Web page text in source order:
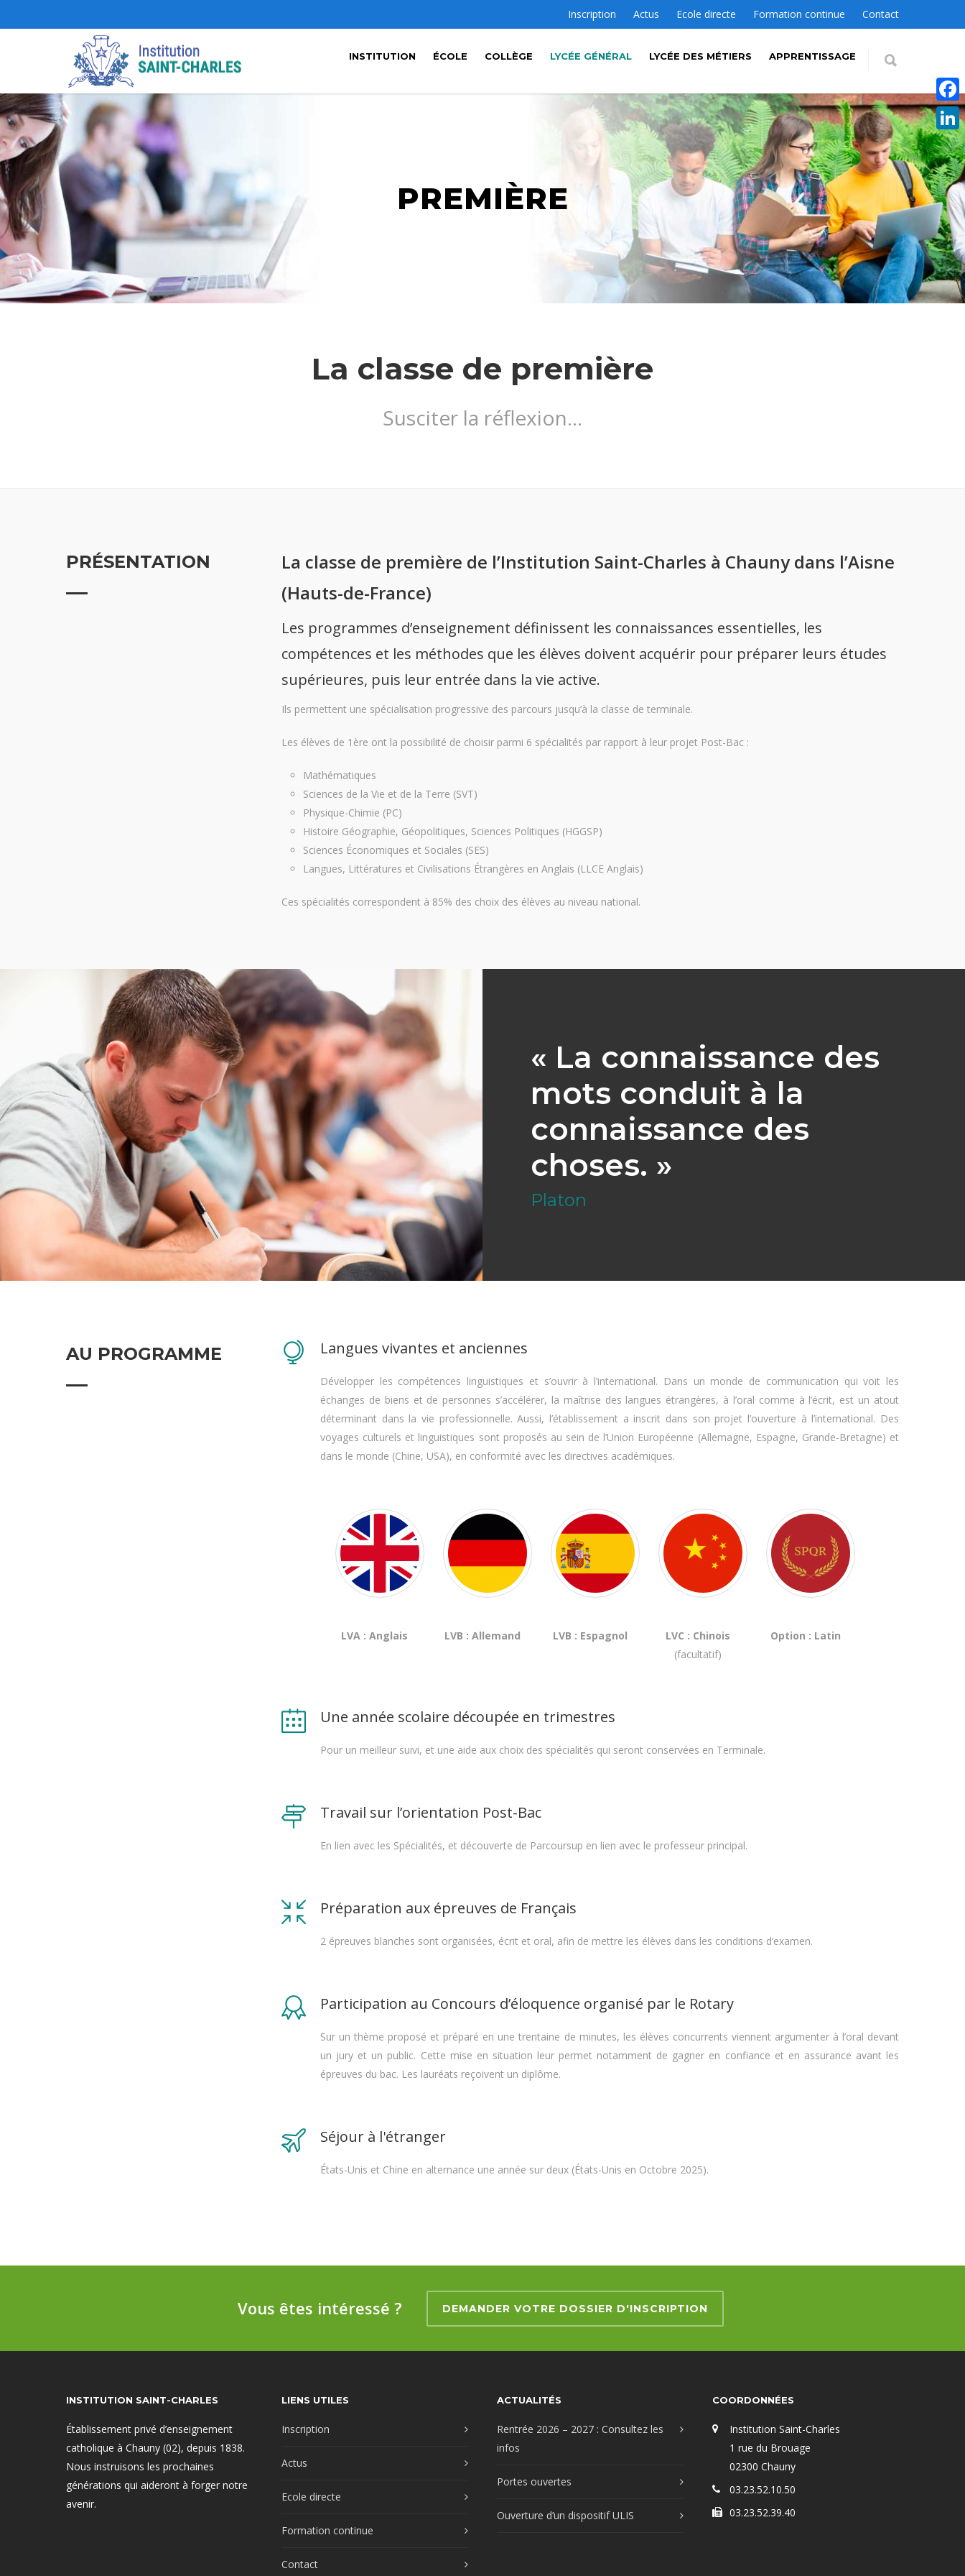
Inscription Actus Ecole directe Formation continue Contact
INSTITUTION ÉCOLE COLLÈGE LYCÉE GÉNÉRAL LYCÉE DES MÉTIERS APPRENTISSAGE
PREMIÈRE
La classe de première
Susciter la réflexion…
PRÉSENTATION
La classe de première de l’Institution Saint-Charles à Chauny dans l’Aisne
(Hauts-de-France)
Les programmes d’enseignement définissent les connaissances essentielles, les
compétences et les méthodes que les élèves doivent acquérir pour préparer leurs études
supérieures, puis leur entrée dans la vie active.
Ils permettent une spécialisation progressive des parcours jusqu’à la classe de terminale.
Les élèves de 1ère ont la possibilité de choisir parmi 6 spécialités par rapport à leur projet Post-Bac :
Mathématiques
Sciences de la Vie et de la Terre (SVT)
Physique-Chimie (PC)
Histoire Géographie, Géopolitiques, Sciences Politiques (HGGSP)
Sciences Économiques et Sociales (SES)
Langues, Littératures et Civilisations Étrangères en Anglais (LLCE Anglais)
Ces spécialités correspondent à 85% des choix des élèves au niveau national.
« La connaissance des
mots conduit à la
connaissance des
choses. »
Platon
AU PROGRAMME Langues vivantes et anciennes
Développer les compétences linguistiques et s’ouvrir à l’international. Dans un monde de communication qui voit les
échanges de biens et de personnes s’accélérer, la maîtrise des langues étrangères, à l’oral comme à l’écrit, est un atout
déterminant dans la vie professionnelle. Aussi, l’établissement a inscrit dans son projet l’ouverture à l’international. Des
voyages culturels et linguistiques sont proposés au sein de l’Union Européenne (Allemagne, Espagne, Grande-Bretagne) et
dans le monde (Chine, USA), en conformité avec les directives académiques.
LVA : Anglais LVB : Allemand LVB : Espagnol
LVC : Chinois
(facultatif)
Option : Latin
Une année scolaire découpée en trimestres
Pour un meilleur suivi, et une aide aux choix des spécialités qui seront conservées en Terminale.
Travail sur l’orientation Post-Bac
En lien avec les Spécialités, et découverte de Parcoursup en lien avec le professeur principal.
Préparation aux épreuves de Français
2 épreuves blanches sont organisées, écrit et oral, afin de mettre les élèves dans les conditions d’examen.
Participation au Concours d’éloquence organisé par le Rotary
Sur un thème proposé et préparé en une trentaine de minutes, les élèves concurrents viennent argumenter à l’oral devant
un jury et un public. Cette mise en situation leur permet notamment de gagner en confiance et en assurance avant les
épreuves du bac. Les lauréats reçoivent un diplôme.
Séjour à l'étranger
États-Unis et Chine en alternance une année sur deux (États-Unis en Octobre 2025).
Vous êtes intéressé ? DEMANDER VOTRE DOSSIER D'INSCRIPTION
INSTITUTION SAINT-CHARLES
Établissement privé d’enseignement
catholique à Chauny (02), depuis 1838.
Nous instruisons les prochaines
générations qui aideront à forger notre
avenir.
LIENS UTILES
Inscription
Actus
Ecole directe
Formation continue
Contact
ACTUALITÉS
Rentrée 2026 – 2027 : Consultez les
infos
Portes ouvertes
Ouverture d’un dispositif ULIS
COORDONNÉES
Institution Saint-Charles
1 rue du Brouage
02300 Chauny
03.23.52.10.50
03.23.52.39.40